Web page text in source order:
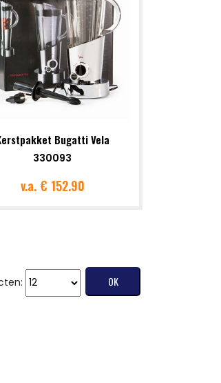
Bugatti Vela
330093
v.a.€ 152.90